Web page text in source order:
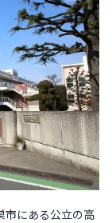
市にある公立の高